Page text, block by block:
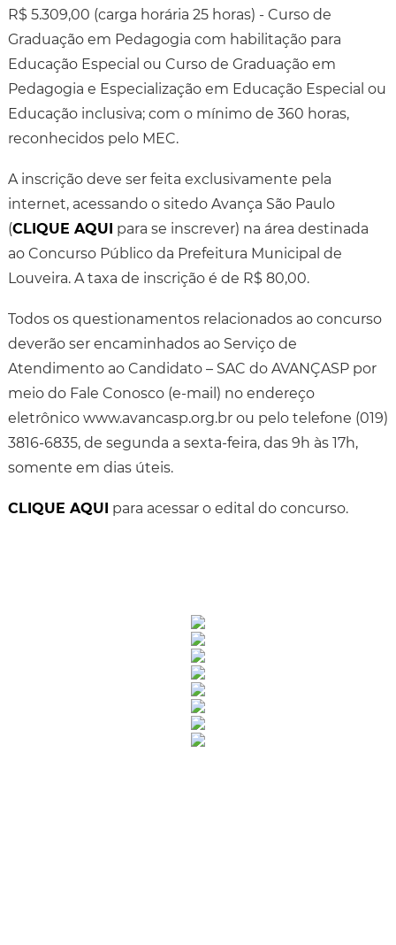
R$ 5.309,00 (carga horária 25 horas) - Curso de
Graduação em Pedagogia com habilitação para
Educação Especial ou Curso de Graduação em
Pedagogia e Especialização em Educação Especial ou
Educação inclusiva; com o mínimo de 360 horas,
reconhecidos pelo MEC.
A inscrição deve ser feita exclusivamente pela
internet, acessando o sitedo Avança São Paulo
(CLIQUE AQUI para se inscrever) na área destinada
ao Concurso Público da Prefeitura Municipal de
Louveira. A taxa de inscrição é de R$ 80,00.
Todos os questionamentos relacionados ao concurso
deverão ser encaminhados ao Serviço de
Atendimento ao Candidato – SAC do AVANÇASP por
meio do Fale Conosco (e-mail) no endereço
eletrônico www.avancasp.org.br ou pelo telefone (019)
3816-6835, de segunda a sexta-feira, das 9h às 17h,
somente em dias úteis.
CLIQUE AQUI para acessar o edital do concurso.